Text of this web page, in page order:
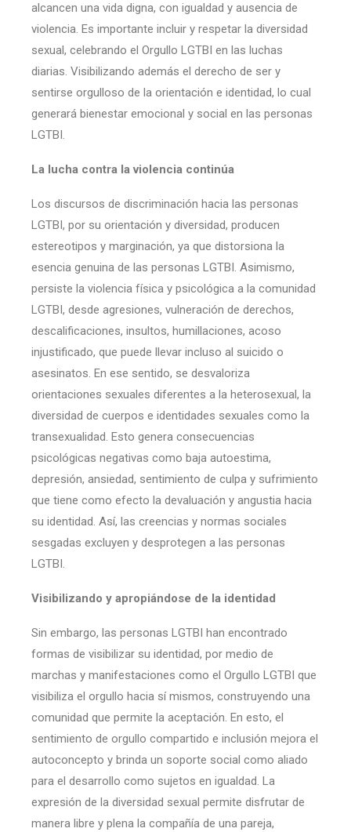
alcancen una vida digna, con igualdad y ausencia de
violencia. Es importante incluir y respetar la diversidad
sexual, celebrando el Orgullo LGTBI en las luchas
diarias. Visibilizando además el derecho de ser y
sentirse orgulloso de la orientación e identidad, lo cual
generará bienestar emocional y social en las personas
LGTBI.
La lucha contra la violencia continúa
Los discursos de discriminación hacia las personas
LGTBI, por su orientación y diversidad, producen
estereotipos y marginación, ya que distorsiona la
esencia genuina de las personas LGTBI. Asimismo,
persiste la violencia física y psicológica a la comunidad
LGTBI, desde agresiones, vulneración de derechos,
descalificaciones, insultos, humillaciones, acoso
injustificado, que puede llevar incluso al suicido o
asesinatos. En ese sentido, se desvaloriza
orientaciones sexuales diferentes a la heterosexual, la
diversidad de cuerpos e identidades sexuales como la
transexualidad. Esto genera consecuencias
psicológicas negativas como baja autoestima,
depresión, ansiedad, sentimiento de culpa y sufrimiento
que tiene como efecto la devaluación y angustia hacia
su identidad. Así, las creencias y normas sociales
sesgadas excluyen y desprotegen a las personas
LGTBI.
Visibilizando y apropiándose de la identidad
Sin embargo, las personas LGTBI han encontrado
formas de visibilizar su identidad, por medio de
marchas y manifestaciones como el Orgullo LGTBI que
visibiliza el orgullo hacia sí mismos, construyendo una
comunidad que permite la aceptación. En esto, el
sentimiento de orgullo compartido e inclusión mejora el
autoconcepto y brinda un soporte social como aliado
para el desarrollo como sujetos en igualdad. La
expresión de la diversidad sexual permite disfrutar de
manera libre y plena la compañía de una pareja,